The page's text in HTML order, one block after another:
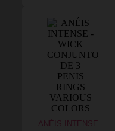
ANÉIS INTENSE -